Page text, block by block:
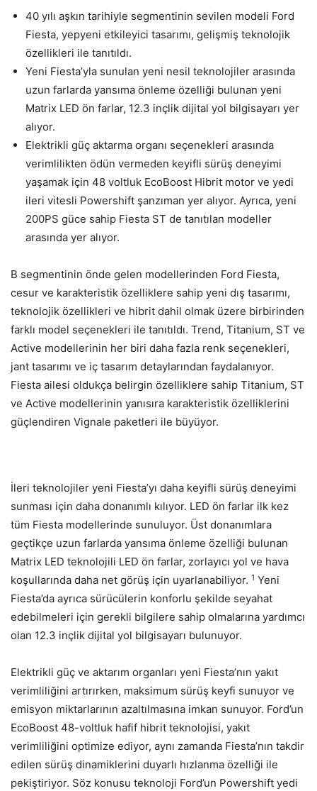
40 yılı aşkın tarihiyle segmentinin sevilen modeli Ford
Fiesta, yepyeni etkileyici tasarımı, gelişmiş teknolojik
özellikleri ile tanıtıldı.
Yeni Fiesta’yla sunulan yeni nesil teknolojiler arasında
uzun farlarda yansıma önleme özelliği bulunan yeni
Matrix LED ön farlar, 12.3 inçlik dijital yol bilgisayarı yer
alıyor.
Elektrikli güç aktarma organı seçenekleri arasında
verimlilikten ödün vermeden keyifli sürüş deneyimi
yaşamak için 48 voltluk EcoBoost Hibrit motor ve yedi
ileri vitesli Powershift şanzıman yer alıyor. Ayrıca, yeni
200PS güce sahip Fiesta ST de tanıtılan modeller
arasında yer alıyor.
B segmentinin önde gelen modellerinden Ford Fiesta,
cesur ve karakteristik özelliklere sahip yeni dış tasarımı,
teknolojik özellikleri ve hibrit dahil olmak üzere birbirinden
farklı model seçenekleri ile tanıtıldı. Trend, Titanium, ST ve
Active modellerinin her biri daha fazla renk seçenekleri,
jant tasarımı ve iç tasarım detaylarından faydalanıyor.
Fiesta ailesi oldukça belirgin özelliklere sahip Titanium, ST
ve Active modellerinin yanısıra karakteristik özelliklerini
güçlendiren Vignale paketleri ile büyüyor.
İleri teknolojiler yeni Fiesta’yı daha keyifli sürüş deneyimi
sunması için daha donanımlı kılıyor. LED ön farlar ilk kez
tüm Fiesta modellerinde sunuluyor. Üst donanımlara
geçtikçe uzun farlarda yansıma önleme özelliği bulunan
Matrix LED teknolojili LED ön farlar, zorlayıcı yol ve hava
koşullarında daha net görüş için uyarlanabiliyor. 1 Yeni
Fiesta’da ayrıca sürücülerin konforlu şekilde seyahat
edebilmeleri için gerekli bilgilere sahip olmalarına yardımcı
olan 12.3 inçlik dijital yol bilgisayarı bulunuyor.
Elektrikli güç ve aktarım organları yeni Fiesta’nın yakıt
verimliliğini artırırken, maksimum sürüş keyfi sunuyor ve
emisyon miktarlarının azaltılmasına imkan sunuyor. Ford’un
EcoBoost 48-voltluk hafif hibrit teknolojisi, yakıt
verimliliğini optimize ediyor, aynı zamanda Fiesta’nın takdir
edilen sürüş dinamiklerini duyarlı hızlanma özelliği ile
pekiştiriyor. Söz konusu teknoloji Ford’un Powershift yedi